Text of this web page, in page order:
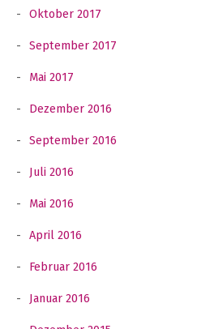
Oktober 2017
September 2017
Mai 2017
Dezember 2016
September 2016
Juli 2016
Mai 2016
April 2016
Februar 2016
Januar 2016